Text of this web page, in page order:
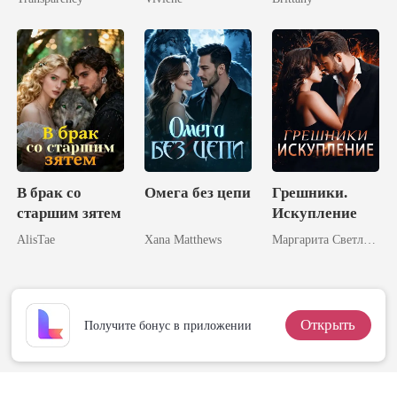
Ликанов
В брак со
старшим зятем
AlisTae
Омега без цепи
Xana Matthews
Грешники.
Искупление
Маргарита Светлова
Получите бонус в приложении Открыть